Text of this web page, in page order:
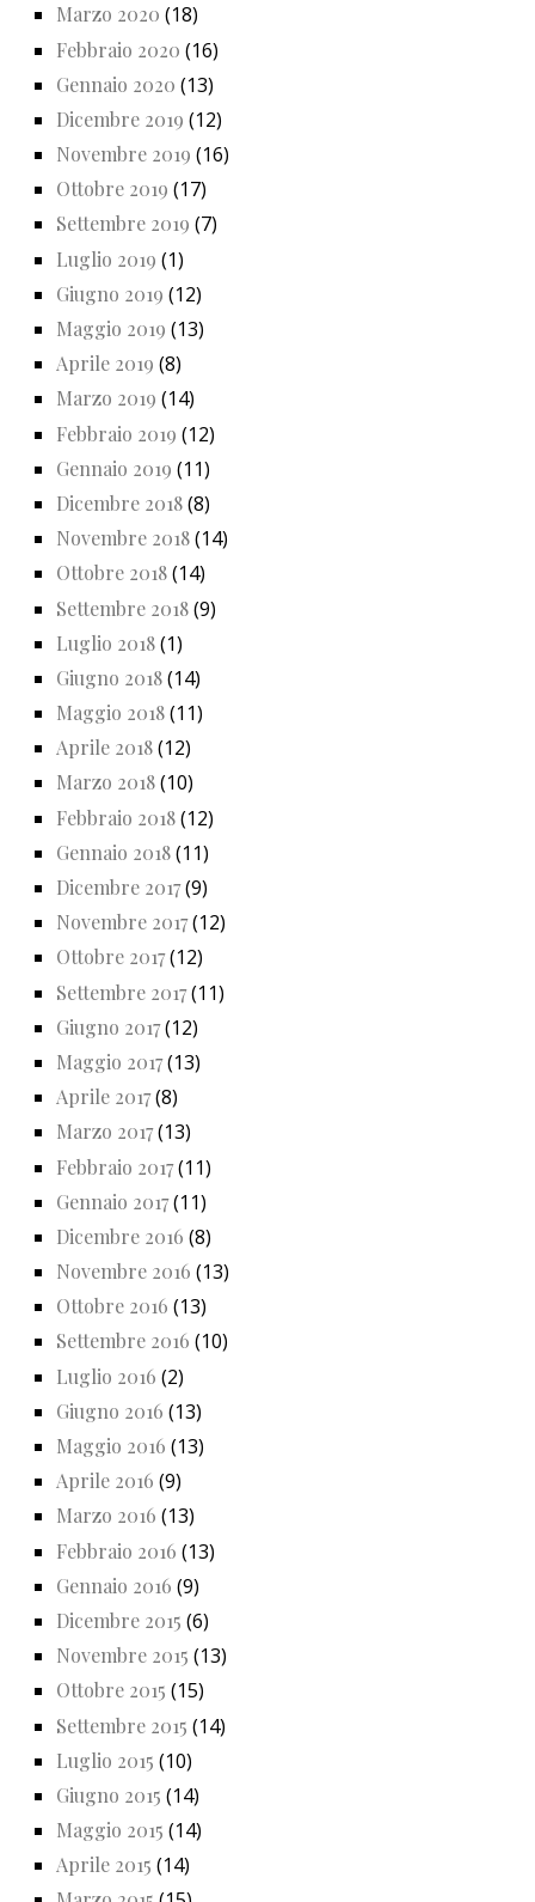
Marzo 2020 (18)
Febbraio 2020 (16)
Gennaio 2020 (13)
Dicembre 2019 (12)
Novembre 2019 (16)
Ottobre 2019 (17)
Settembre 2019 (7)
Luglio 2019 (1)
Giugno 2019 (12)
Maggio 2019 (13)
Aprile 2019 (8)
Marzo 2019 (14)
Febbraio 2019 (12)
Gennaio 2019 (11)
Dicembre 2018(8)
Novembre 2018(14)
Ottobre 2018(14)
Settembre 2018(9)
Luglio 2018(1)
Giugno 2018(14)
Maggio 2018(11)
Aprile 2018(12)
Marzo 2018(10)
Febbraio 2018(12)
Gennaio 2018(11)
Dicembre 2017(9)
Novembre 2017(12)
Ottobre 2017(12)
Settembre 2017(11)
Giugno 2017(12)
Maggio 2017(13)
Aprile 2017(8)
Marzo 2017(13)
Febbraio 2017(11)
Gennaio 2017(11)
Dicembre 2016 (8)
Novembre 2016 (13)
Ottobre 2016 (13)
Settembre 2016 (10)
Luglio 2016 (2)
Giugno 2016 (13)
Maggio 2016 (13)
Aprile 2016 (9)
Marzo 2016 (13)
Febbraio 2016 (13)
Gennaio 2016 (9)
Dicembre 2015 (6)
Novembre 2015 (13)
Ottobre 2015 (15)
Settembre 2015 (14)
Luglio 2015 (10)
Giugno 2015 (14)
Maggio 2015 (14)
Aprile 2015 (14)